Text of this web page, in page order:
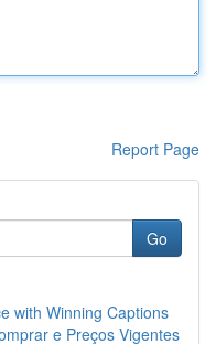
Report Page
Go
with Winning Captions
e Preços Vigentes